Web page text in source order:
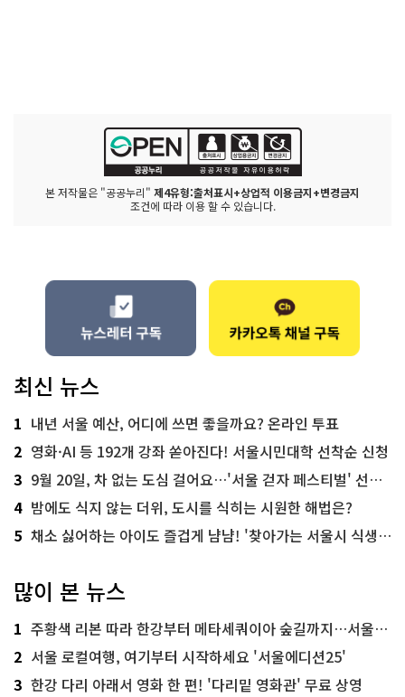
본 저작물은 "공공누리" 제4유형:출처표시+상업적 이용금지+변경금지
조건에 따라 이용 할 수 있습니다.
최신 뉴스
1 내년 서울 예산, 어디에 쓰면 좋을까요? 온라인 투표
2 영화·AI 등 192개 강좌 쏟아진다! 서울시민대학 선착순 신청
3 9월 20일, 차 없는 도심 걸어요…'서울 걷자 페스티벌' 선착순 5천명
4 밤에도 식지 않는 더위, 도시를 식히는 시원한 해법은?
5 채소 싫어하는 아이도 즐겁게 냠냠! '찾아가는 서울시 식생활 교육' 현장
많이 본 뉴스
1 주황색 리본 따라 한강부터 메타세쿼이아 숲길까지…서울둘레길 15코스
2 서울 로컬여행, 여기부터 시작하세요 '서울에디션25'
3 한강 다리 아래서 영화 한 편! '다리밑 영화관' 무료 상영